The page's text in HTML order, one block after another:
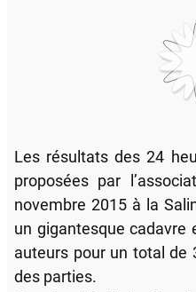
Les résultats des 24
proposées par
novembre 2015 à la
un gigantesque cadavre
auteurs pour un total de
des parties.